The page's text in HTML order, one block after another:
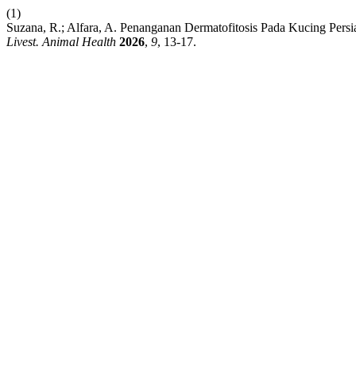
(1)
Suzana, R.; Alfara, A. Penanganan Dermatofitosis Pada Kucing
Livest. Animal Health 2026, 9, 13-17.